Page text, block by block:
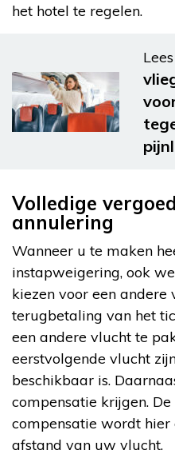
het hotel te regelen.
Volledige
annulering
Wanneer u te maken
instapweigering, ook
kiezen voor een andere
terugbetaling van het
een andere vlucht te
eerstvolgende vlucht
beschikbaar is.
compensatie krijgen.
compensatie wordt
afstand van uw vlucht.